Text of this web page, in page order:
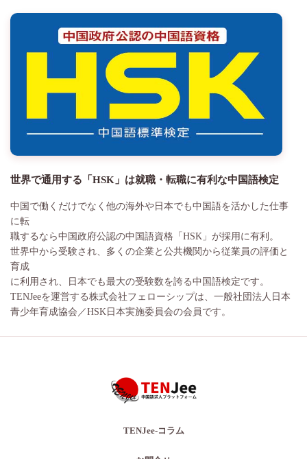
世界で通用する「HSK」は就職・転職に有利な中国語検定
中国で働くだけでなく他の海外や日本でも中国語を活かした仕事
に転
職するなら中国政府公認の中国語資格「HSK」が採用に有利。
世界中から受験され、多くの企業と公共機関から従業員の評価と
育成
に利用され、日本でも最大の受験数を誇る中国語検定です。
TENJeeを運営する株式会社フェローシップは、一般社団法人日本
青少年育成協会／HSK日本実施委員会の会員です。
TENJee-コラム